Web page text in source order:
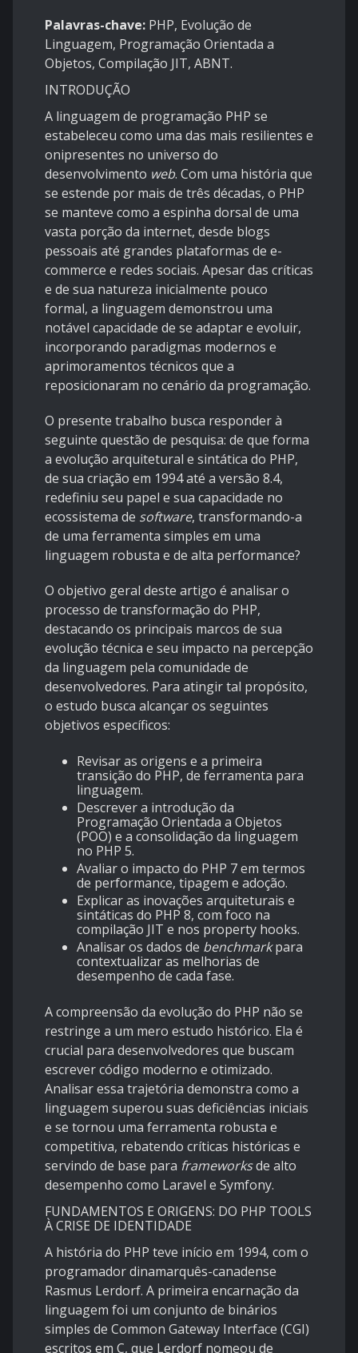
Palavras-chave: PHP, Evolução de
Linguagem, Programação Orientada a
Objetos, Compilação JIT, ABNT.
INTRODUÇÃO
A linguagem de programação PHP se
estabeleceu como uma das mais resilientes e
onipresentes no universo do
desenvolvimento web. Com uma história que
se estende por mais de três décadas, o PHP
se manteve como a espinha dorsal de uma
vasta porção da internet, desde blogs
pessoais até grandes plataformas de e-
commerce e redes sociais. Apesar das críticas
e de sua natureza inicialmente pouco
formal, a linguagem demonstrou uma
notável capacidade de se adaptar e evoluir,
incorporando paradigmas modernos e
aprimoramentos técnicos que a
reposicionaram no cenário da programação.
O presente trabalho busca responder à
seguinte questão de pesquisa: de que forma
a evolução arquitetural e sintática do PHP,
de sua criação em 1994 até a versão 8.4,
redefiniu seu papel e sua capacidade no
ecossistema de software, transformando-a
de uma ferramenta simples em uma
linguagem robusta e de alta performance?
O objetivo geral deste artigo é analisar o
processo de transformação do PHP,
destacando os principais marcos de sua
evolução técnica e seu impacto na percepção
da linguagem pela comunidade de
desenvolvedores. Para atingir tal propósito,
o estudo busca alcançar os seguintes
objetivos específicos:
Revisar as origens e a primeira
transição do PHP, de ferramenta para
linguagem.
Descrever a introdução da
Programação Orientada a Objetos
(POO) e a consolidação da linguagem
no PHP 5.
Avaliar o impacto do PHP 7 em termos
de performance, tipagem e adoção.
Explicar as inovações arquiteturais e
sintáticas do PHP 8, com foco na
compilação JIT e nos property hooks.
Analisar os dados de benchmarkpara
contextualizar as melhorias de
desempenho de cada fase.
A compreensão da evolução do PHP não se
restringe a um mero estudo histórico. Ela é
crucial para desenvolvedores que buscam
escrever código moderno e otimizado.
Analisar essa trajetória demonstra como a
linguagem superou suas deficiências iniciais
e se tornou uma ferramenta robusta e
competitiva, rebatendo críticas históricas e
servindo de base para frameworksde alto
desempenho como Laravel e Symfony.
FUNDAMENTOS E ORIGENS: DO PHP TOOLS
À CRISE DE IDENTIDADE
A história do PHP teve início em 1994, com o
programador dinamarquês-canadense
Rasmus Lerdorf. A primeira encarnação da
linguagem foi um conjunto de binários
simples de Common Gateway Interface (CGI)
escritos em C, que Lerdorf nomeou de